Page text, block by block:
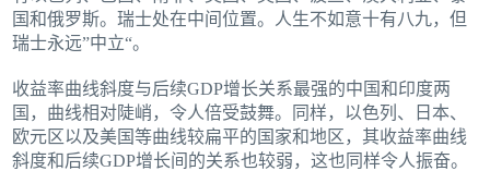
国和俄罗斯。瑞士处在中间位置。人生不如意十有八九，但
瑞士永远”中立“。
收益率曲线斜度与后续GDP增长关系最强的中国和印度两
国，曲线相对陡峭，令人倍受鼓舞。同样，以色列、日本、
欧元区以及美国等曲线较扁平的国家和地区，其收益率曲线
斜度和后续GDP增长间的关系也较弱，这也同样令人振奋。